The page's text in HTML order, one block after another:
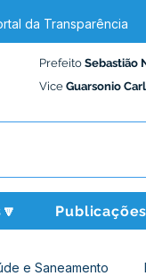
da Transparência
Prefeito Sebastião
Vice Guarsonio
e Saneamento